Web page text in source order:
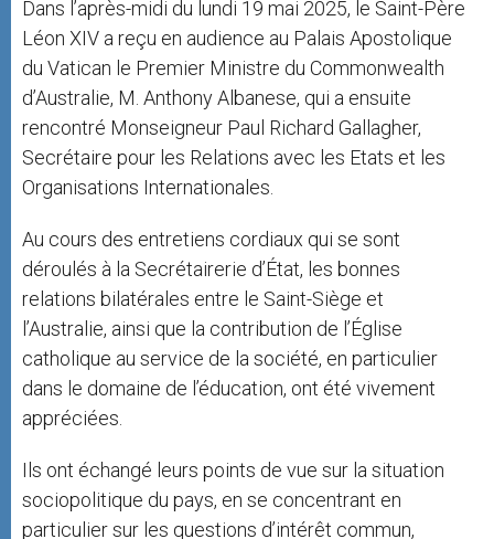
Dans l’après-midi du lundi 19 mai 2025, le Saint-Père
Léon XIV a reçu en audience au Palais Apostolique
du Vatican le Premier Ministre du Commonwealth
d’Australie, M. Anthony Albanese, qui a ensuite
rencontré Monseigneur Paul Richard Gallagher,
Secrétaire pour les Relations avec les Etats et les
Organisations Internationales.
Au cours des entretiens cordiaux qui se sont
déroulés à la Secrétairerie d’État, les bonnes
relations bilatérales entre le Saint-Siège et
l’Australie, ainsi que la contribution de l’Église
catholique au service de la société, en particulier
dans le domaine de l’éducation, ont été vivement
appréciées.
Ils ont échangé leurs points de vue sur la situation
sociopolitique du pays, en se concentrant en
particulier sur les questions d’intérêt commun,